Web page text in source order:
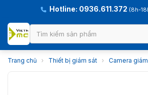
Hotline: 0936.611.372 (8h-
Trang chủ › Thiết bị giám sát › Camera